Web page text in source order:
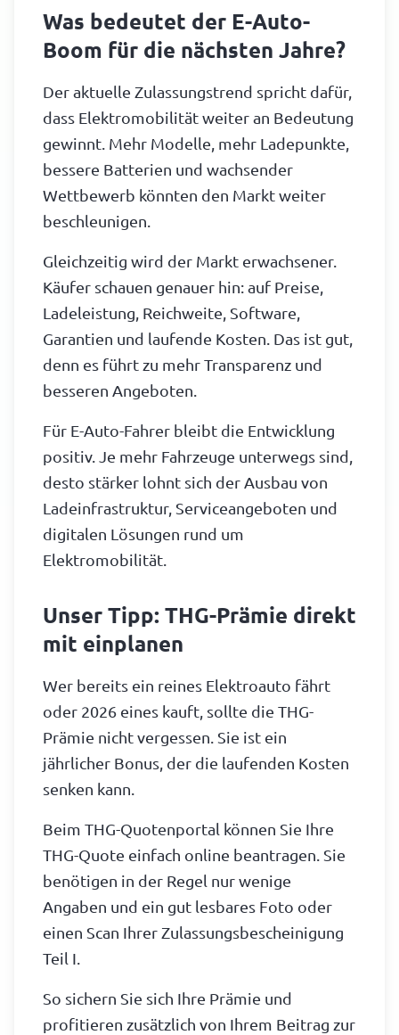
Was bedeutet der E-Auto-
Boom für die nächsten Jahre?
Der aktuelle Zulassungstrend spricht dafür,
dass Elektromobilität weiter an Bedeutung
gewinnt. Mehr Modelle, mehr Ladepunkte,
bessere Batterien und wachsender
Wettbewerb könnten den Markt weiter
beschleunigen.
Gleichzeitig wird der Markt erwachsener.
Käufer schauen genauer hin: auf Preise,
Ladeleistung, Reichweite, Software,
Garantien und laufende Kosten. Das ist gut,
denn es führt zu mehr Transparenz und
besseren Angeboten.
Für E-Auto-Fahrer bleibt die Entwicklung
positiv. Je mehr Fahrzeuge unterwegs sind,
desto stärker lohnt sich der Ausbau von
Ladeinfrastruktur, Serviceangeboten und
digitalen Lösungen rund um
Elektromobilität.
Unser Tipp: THG-Prämie direkt
mit einplanen
Wer bereits ein reines Elektroauto fährt
oder 2026 eines kauft, sollte die THG-
Prämie nicht vergessen. Sie ist ein
jährlicher Bonus, der die laufenden Kosten
senken kann.
Beim THG-Quotenportal können Sie Ihre
THG-Quote einfach online beantragen. Sie
benötigen in der Regel nur wenige
Angaben und ein gut lesbares Foto oder
einen Scan Ihrer Zulassungsbescheinigung
Teil I.
So sichern Sie sich Ihre Prämie und
profitieren zusätzlich von Ihrem Beitrag zur